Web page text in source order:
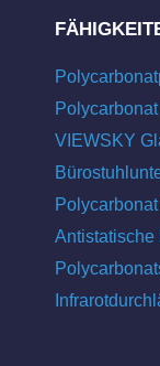
VIEWSKY
Antistatische